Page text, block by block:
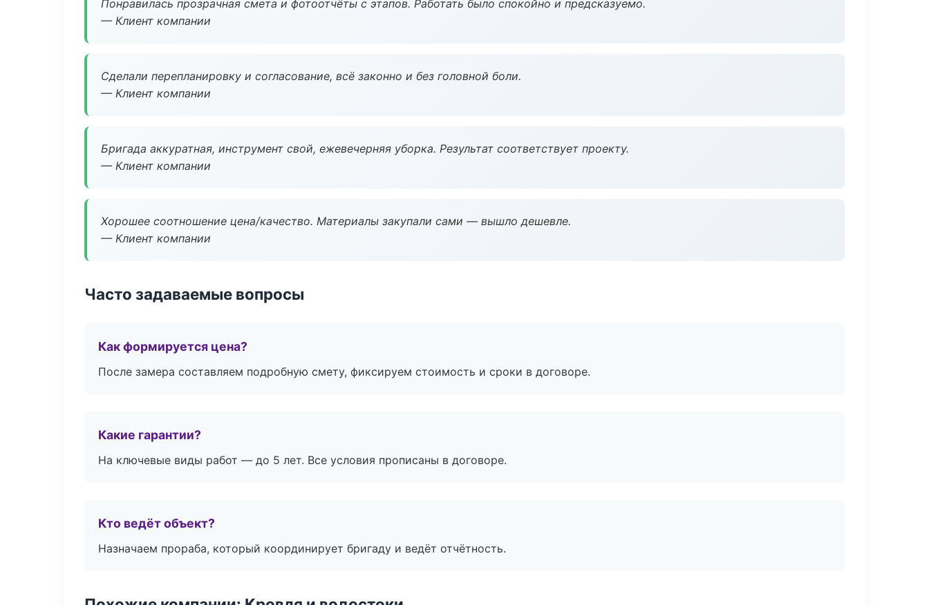
Понравилась прозрачная смета и фотоотчёты с этапов. Работать было спокойно и предсказуемо.
— Клиент компании
Сделали перепланировку и согласование, всё законно и без головной боли.
— Клиент компании
Бригада аккуратная, инструмент свой, ежевечерняя уборка. Результат соответствует проекту.
— Клиент компании
Хорошее соотношение цена/качество. Материалы закупали сами — вышло дешевле.
— Клиент компании
Часто задаваемые вопросы
Как формируется цена?
После замера составляем подробную смету, фиксируем стоимость и сроки в договоре.
Какие гарантии?
На ключевые виды работ — до 5 лет. Все условия прописаны в договоре.
Кто ведёт объект?
Назначаем прораба, который координирует бригаду и ведёт отчётность.